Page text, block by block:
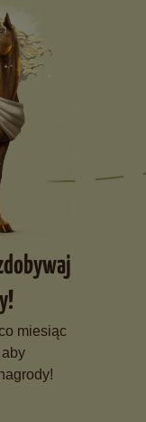
miesiąc
aby